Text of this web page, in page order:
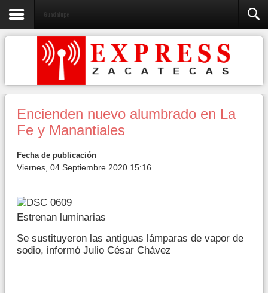
Guadalupe
Encienden nuevo alumbrado en La
Fe y Manantiales
Fecha de publicación
Viernes, 04 Septiembre 2020 15:16
Estrenan luminarias
Se sustituyeron las antiguas lámparas de vapor de
sodio, informó Julio César Chávez